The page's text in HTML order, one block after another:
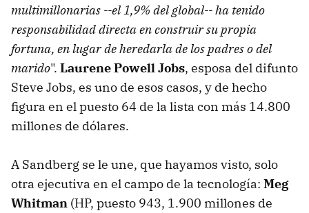
multimillonarias --el 1,9% del global-- ha tenido
responsabilidad directa en construir su propia
fortuna, en lugar de heredarla de los padres o del
marido". Laurene Powell Jobs, esposa del difunto
Steve Jobs, es uno de esos casos, y de hecho
figura en el puesto 64 de la lista con más 14.800
millones de dólares.
A Sandberg se le une, que hayamos visto, solo
otra ejecutiva en el campo de la tecnología: Meg
Whitman (HP, puesto 943, 1.900 millones de